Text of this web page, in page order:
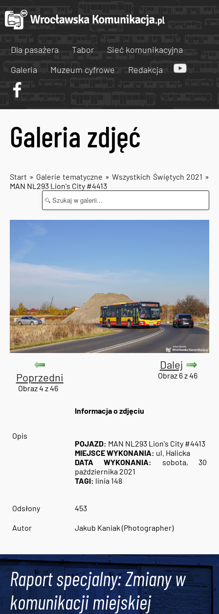
Dla pasażera Tabor
Sieć komunikacyjna
Galeria
Muzeum cyfrowe Redakcja
Galeria zdjęć
Start » Galerie tematyczne » Wszystkich Świętych 2021 »
MAN NL293 Lion's City #4413
Poprzedni
Obraz 4 z 46
Dalej
Obraz 6 z 46
Informacja o zdjęciu
Opis
POJAZD: MAN NL293 Lion's City #4413
MIEJSCE WYKONANIA: ul. Halicka
DATA WYKONANIA:
sobota, 30
października 2021
TAGI: linia 148
Odsłony 453
Autor Jakub Kaniak (Photographer)
Raport specjalny: Zmiany w
komunikacji miejskiej